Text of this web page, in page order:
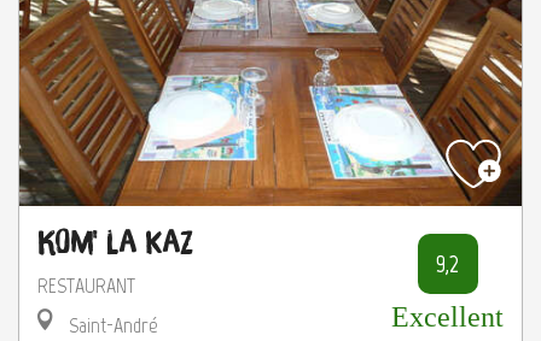
Kom' La Kaz
RESTAURANT
Saint-André
9,2
Excellent